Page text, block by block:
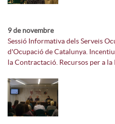
9 de novembre
Sessió Informativa dels Serveis
d'Ocupació de Catalunya.
la Contractació. Recursos per a